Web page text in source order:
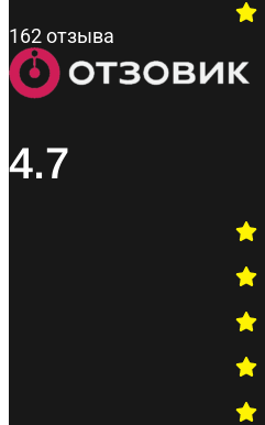
162 отзыва
4.7